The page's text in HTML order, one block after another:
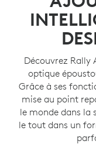
Découvrez Rally
optique
Grâce à ses
mise au point
le monde dans la
le tout dans un